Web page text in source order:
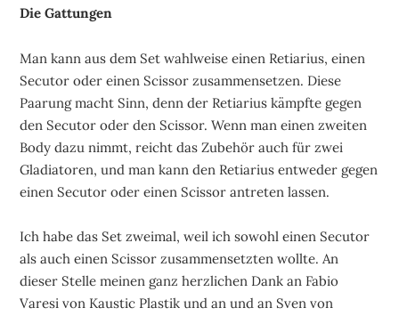
Die Gattungen
Man kann aus dem Set wahlweise einen Retiarius, einen
Secutor oder einen Scissor zusammensetzen. Diese
Paarung macht Sinn, denn der Retiarius kämpfte gegen
den Secutor oder den Scissor. Wenn man einen zweiten
Body dazu nimmt, reicht das Zubehör auch für zwei
Gladiatoren, und man kann den Retiarius entweder gegen
einen Secutor oder einen Scissor antreten lassen.
Ich habe das Set zweimal, weil ich sowohl einen Secutor
als auch einen Scissor zusammensetzten wollte. An
dieser Stelle meinen ganz herzlichen Dank an Fabio
Varesi von Kaustic Plastik und an und an Sven von